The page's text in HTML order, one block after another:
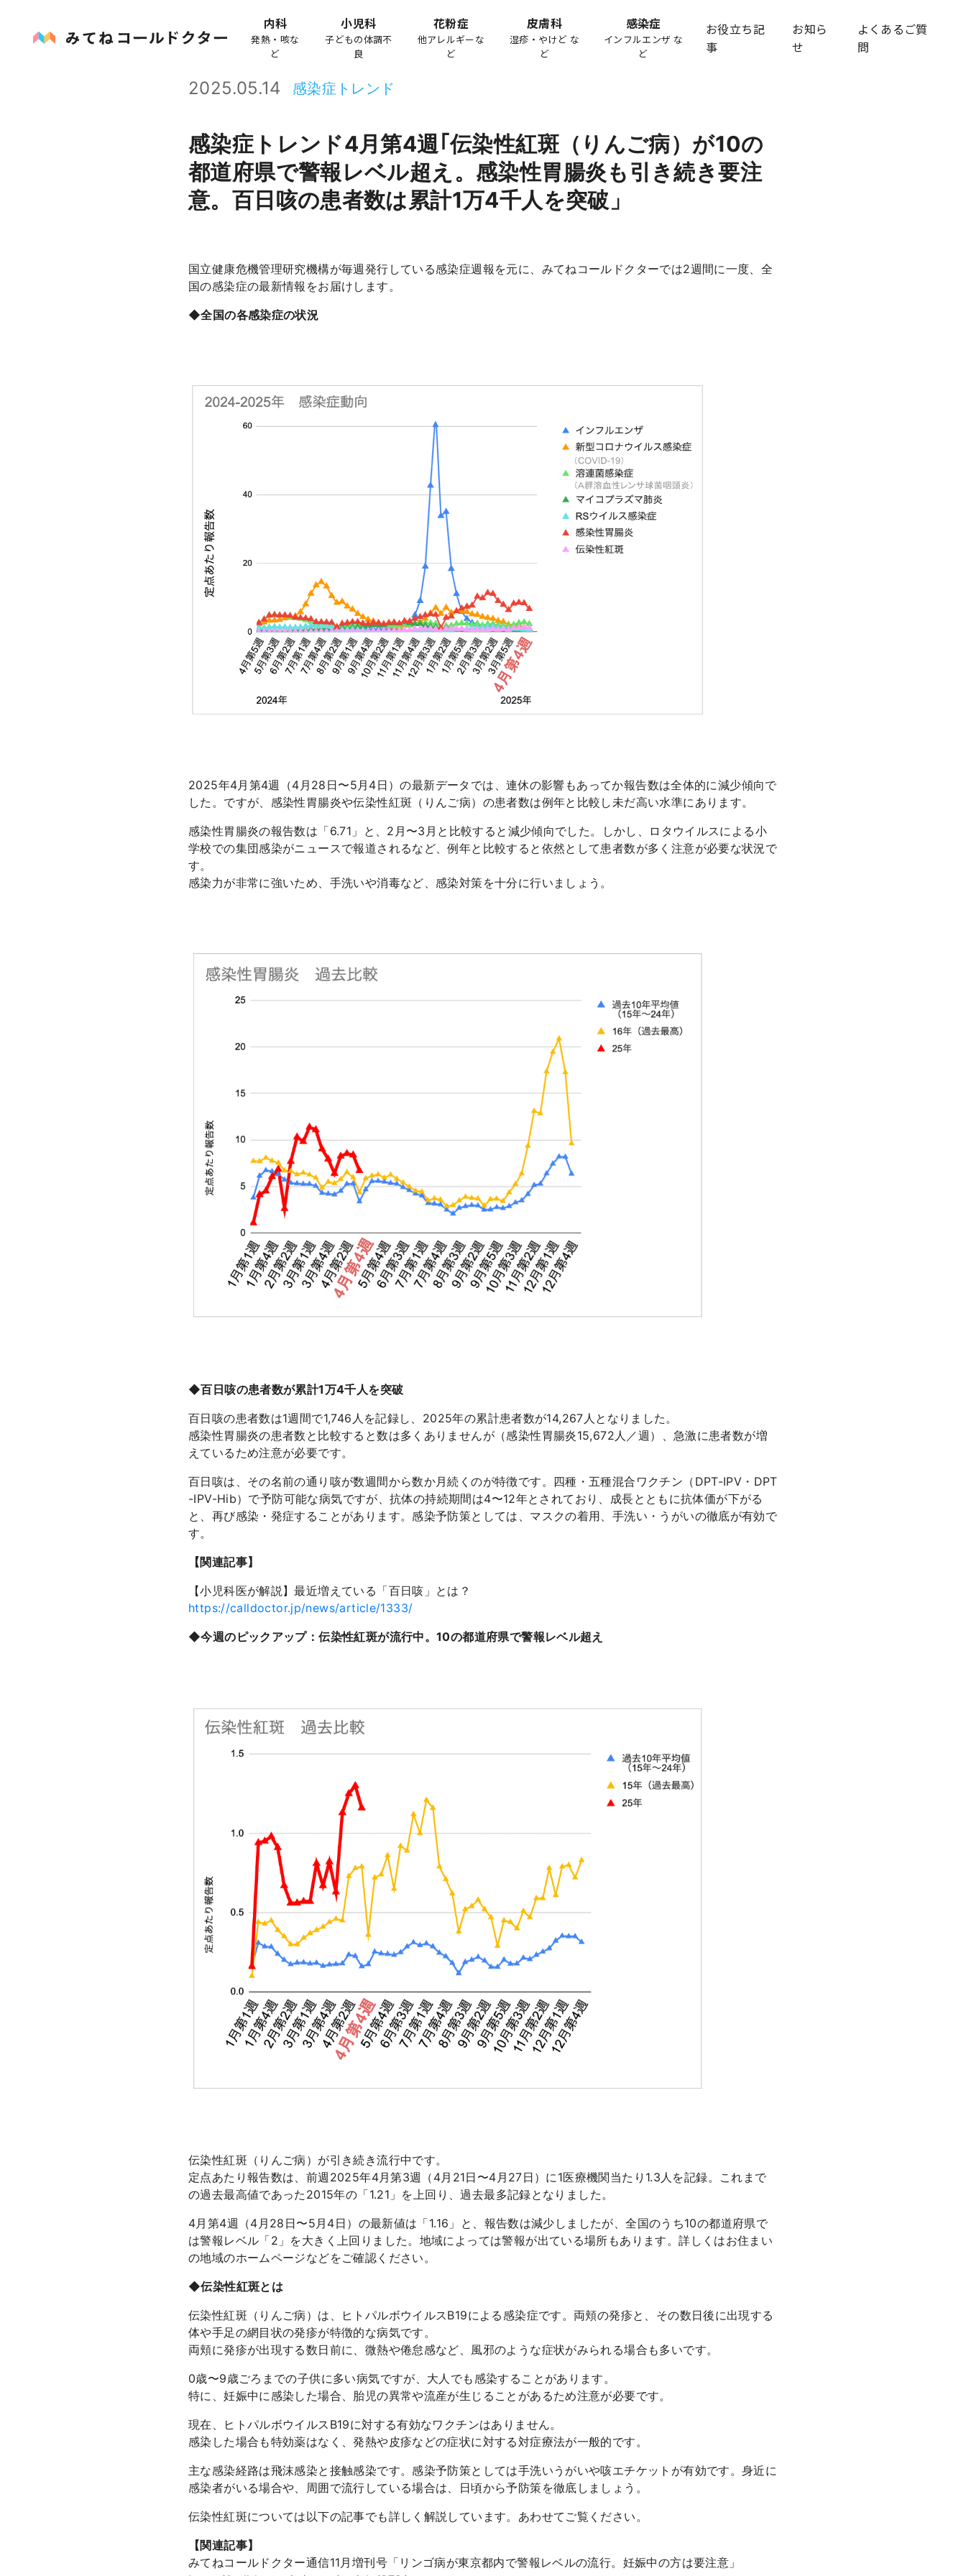
内科
発熱・咳な
ど
小児科
子どもの体調不
良
花粉症
他アレルギーな
ど
皮膚科
湿疹・やけど な
ど
感染症
インフルエンザ な
ど
お役立ち記
事
お知ら
せ
よくあるご質
問
2025.05.14 感染症トレンド
感染症トレンド4月第4週｢伝染性紅斑（りんご病）が10の
都道府県で警報レベル超え。感染性胃腸炎も引き続き要注
意。百日咳の患者数は累計1万4千人を突破」
国立健康危機管理研究機構が毎週発行している感染症週報を元に、みてねコールドクターでは2週間に一度、全
国の感染症の最新情報をお届けします。
◆全国の各感染症の状況
2025年4月第4週（4月28日〜5月4日）の最新データでは、連休の影響もあってか報告数は全体的に減少傾向で
した。ですが、感染性胃腸炎や伝染性紅斑（りんご病）の患者数は例年と比較し未だ高い水準にあります。
感染性胃腸炎の報告数は「6.71」と、2月〜3月と比較すると減少傾向でした。しかし、ロタウイルスによる小
学校での集団感染がニュースで報道されるなど、例年と比較すると依然として患者数が多く注意が必要な状況で
す。
感染力が非常に強いため、手洗いや消毒など、感染対策を十分に行いましょう。
◆百日咳の患者数が累計1万4千人を突破
百日咳の患者数は1週間で1,746人を記録し、2025年の累計患者数が14,267人となりました。
感染性胃腸炎の患者数と比較すると数は多くありませんが（感染性胃腸炎15,672人／週）、急激に患者数が増
えているため注意が必要です。
百日咳は、その名前の通り咳が数週間から数か月続くのが特徴です。四種・五種混合ワクチン（DPT-IPV・DPT
-IPV-Hib）で予防可能な病気ですが、抗体の持続期間は4〜12年とされており、成長とともに抗体価が下がる
と、再び感染・発症することがあります。感染予防策としては、マスクの着用、手洗い・うがいの徹底が有効で
す。
【関連記事】
【小児科医が解説】最近増えている「百日咳」とは？
https://calldoctor.jp/news/article/1333/
◆今週のピックアップ：伝染性紅斑が流行中。10の都道府県で警報レベル超え
伝染性紅斑（りんご病）が引き続き流行中です。
定点あたり報告数は、前週2025年4月第3週（4月21日〜4月27日）に1医療機関当たり1.3人を記録。これまで
の過去最高値であった2015年の「1.21」を上回り、過去最多記録となりました。
4月第4週（4月28日〜5月4日）の最新値は「1.16」と、報告数は減少しましたが、全国のうち10の都道府県で
は警報レベル「2」を大きく上回りました。地域によっては警報が出ている場所もあります。詳しくはお住まい
の地域のホームページなどをご確認ください。
◆伝染性紅斑とは
伝染性紅斑（りんご病）は、ヒトパルボウイルスB19による感染症です。両頬の発疹と、その数日後に出現する
体や手足の網目状の発疹が特徴的な病気です。
両頬に発疹が出現する数日前に、微熱や倦怠感など、風邪のような症状がみられる場合も多いです。
0歳〜9歳ごろまでの子供に多い病気ですが、大人でも感染することがあります。
特に、妊娠中に感染した場合、胎児の異常や流産が生じることがあるため注意が必要です。
現在、ヒトパルボウイルスB19に対する有効なワクチンはありません。
感染した場合も特効薬はなく、発熱や皮疹などの症状に対する対症療法が一般的です。
主な感染経路は飛沫感染と接触感染です。感染予防策としては手洗いうがいや咳エチケットが有効です。身近に
感染者がいる場合や、周囲で流行している場合は、日頃から予防策を徹底しましょう。
伝染性紅斑については以下の記事でも詳しく解説しています。あわせてご覧ください。
【関連記事】
みてねコールドクター通信11月増刊号「リンゴ病が東京都内で警報レベルの流行。妊娠中の方は要注意」